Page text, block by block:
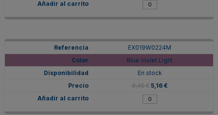
EX019W0224M
Blue Violet Light
En stock
6,45 € 5,16 €